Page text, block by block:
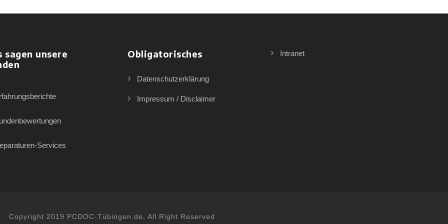
sagen unsere
Services
Obligatorisches
Datenschutzerklärung
Impressum / Disclaimer
Intranet
Copyright 2019 PCDOC-Tübingen.de, All Right Reserved